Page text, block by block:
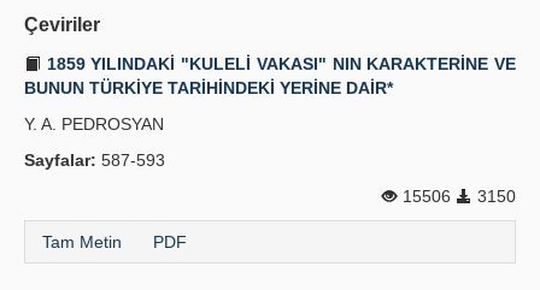
Çeviriler
1859 YILINDAKİ "KULELİ VAKASI" NIN KARAKTERİNE VE
BUNUN TÜRKİYE TARİHİNDEKİ YERİNE DAİR*
Y. A. PEDROSYAN
Sayfalar: 587-593
15506
3150
Tam Metin PDF